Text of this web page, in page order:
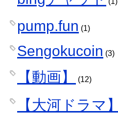
pump.fun (1)
Sengokucoin (3)
【動画】 (12)
【大河ドラマ】